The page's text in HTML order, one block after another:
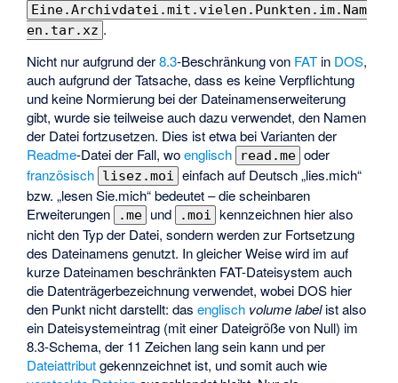
Eine.Archivdatei.mit.vielen.Punkten.im.Nam
en.tar.xz .
Nicht nur aufgrund der8.3-Beschränkung von FAT in DOS,
auch aufgrund der Tatsache, dass es keine Verpflichtung
und keine Normierung bei der Dateinamenserweiterung
gibt, wurde sie teilweise auch dazu verwendet, den Namen
der Datei fortzusetzen. Dies ist etwa bei Varianten der
Readme-Datei der Fall, woenglisch read.me oder
französisch lisez.moi einfach auf Deutsch „lies.mich“
bzw. „lesen Sie.mich“ bedeutet – die scheinbaren
Erweiterungen
.me und .moi kennzeichnen hier also
nicht den Typ der Datei, sondern werden zur Fortsetzung
des Dateinamens genutzt. In gleicher Weise wird im auf
kurze Dateinamen beschränkten FAT-Dateisystem auch
die Datenträgerbezeichnung verwendet, wobei DOS hier
den Punkt nicht darstellt: dasenglisch volume labelist also
ein Dateisystemeintrag (mit einer Dateigröße von Null) im
8.3-Schema, der 11 Zeichen lang sein kann und per
Dateiattributgekennzeichnet ist, und somit auch wie